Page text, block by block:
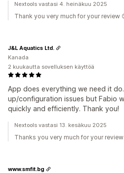
Nextools vastasi 4. heinäkuu 2025
Thank you very much for your review
App does everything we need it
up/configuration issues but Fabio
quickly and efficiently. Thank you!
J&L Aquatics Ltd.
Kanada
2 kuukautta sovelluksen käyttöä
Nextools vastasi 13. kesäkuu 2025
Thanks you very much for your review
www.smfit.bg